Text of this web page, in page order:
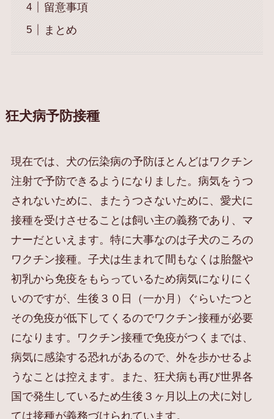
留意事項
まとめ
狂犬病予防接種
現在では、犬の伝染病の予防ほとんどはワクチン
注射で予防できるようになりました。病気をうつ
されないために、またうつさないために、愛犬に
接種を受けさせることは飼い主の義務であり、マ
ナーだといえます。特に大事なのは子犬のころの
ワクチン接種。子犬は生まれて間もなくは胎盤や
初乳から免疫をもらっているため病気になりにく
いのですが、生後３０日（一か月）ぐらいたつと
その免疫が低下してくるのでワクチン接種が必要
になります。ワクチン接種で免疫がつくまでは、
病気に感染する恐れがあるので、外を歩かせるよ
うなことは控えます。また、狂犬病も再び世界各
国で発生しているため生後３ヶ月以上の犬に対し
ては接種が義務づけられています。